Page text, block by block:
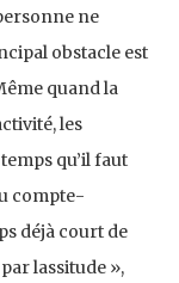
ne
obstacle est
quand la
les
qu’il faut
compte-
déjà court de
lassitude »,